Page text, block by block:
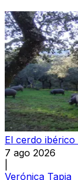
El cerdo
7 ago 2026
Verónica Tapia